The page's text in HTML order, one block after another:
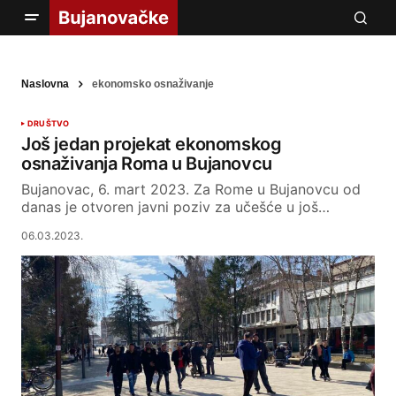
Naslovna ekonomsko osnaživanje
DRUŠTVO
Još jedan projekat ekonomskog
osnaživanja Roma u Bujanovcu
Bujanovac, 6. mart 2023. Za Rome u Bujanovcu od
danas je otvoren javni poziv za učešće u još…
06.03.2023.